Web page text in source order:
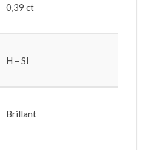
0,39 ct
H – SI
Brillant